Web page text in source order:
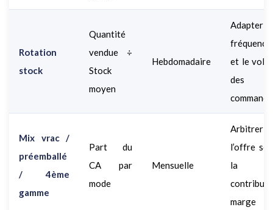
Rotation
stock
Quantité
vendue ÷
Stock
moyen
Hebdomadaire
Adapter
fréquence
et le
des
Mix vrac /
préemballé
/ 4ème
gamme
Part du
CA par
mode
Mensuelle
Arbitrer
l’offre
la
marge